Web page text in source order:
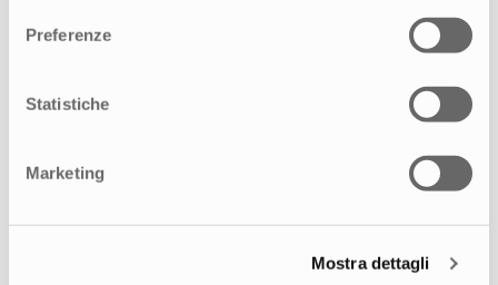
Preferenze
Statistiche
Marketing
Mostra dettagli